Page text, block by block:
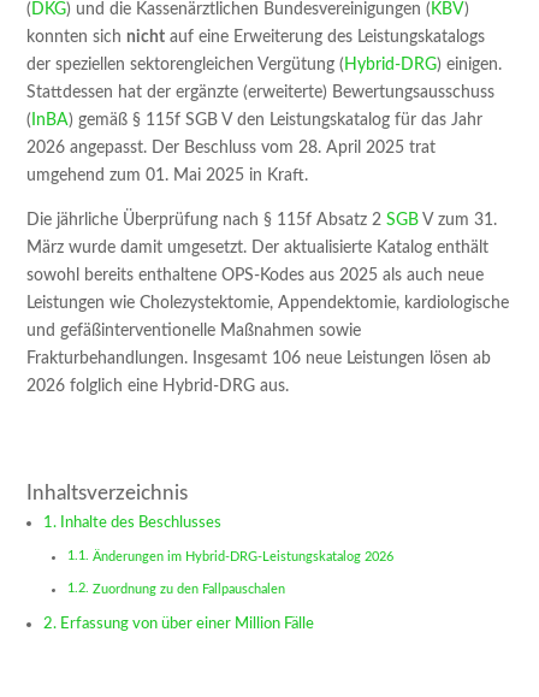
( DKG) und die Kassenärztlichen Bundesvereinigungen ( KBV)
konnten sich nicht auf eine Erweiterung des Leistungskatalogs
der speziellen sektorengleichen Vergütung ( Hybrid-DRG) einigen.
Stattdessen hat der ergänzte (erweiterte) Bewertungsausschuss
( InBA) gemäß § 115f SGB V den Leistungskatalog für das Jahr
2026 angepasst. Der Beschluss vom 28. April 2025 trat
umgehend zum 01. Mai 2025 in Kraft.
Die jährliche Überprüfung nach § 115f Absatz 2SGB V zum 31.
März wurde damit umgesetzt. Der aktualisierte Katalog enthält
sowohl bereits enthaltene OPS-Kodes aus 2025 als auch neue
Leistungen wie Cholezystektomie, Appendektomie, kardiologische
und gefäßinterventionelle Maßnahmen sowie
Frakturbehandlungen. Insgesamt 106 neue Leistungen lösen ab
2026 folglich eine Hybrid-DRG aus.
Inhaltsverzeichnis
Inhalte des Beschlusses
Änderungen im Hybrid-DRG-Leistungskatalog 2026
Zuordnung zu den Fallpauschalen
Erfassung von über einer Million Fälle